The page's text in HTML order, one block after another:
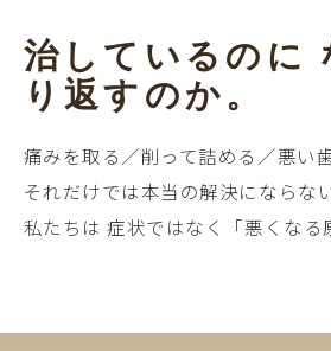
治しているのに
り返すのか。
痛みを取る／削って詰める／悪い歯
それだけでは本当の解決にならな